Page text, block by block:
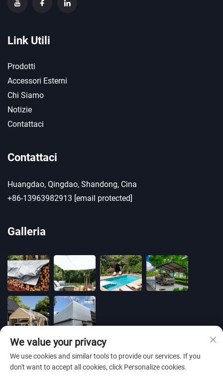
Link Utili
Prodotti
Accessori Esterni
Chi Siamo
Notizie
Contattaci
Contattaci
Huangdao, Qingdao, Shandong, Cina
+86-13963982913 [email protected]
Galleria
We value your privacy
We use cookies and similar tools to provide our services. If you
don't want to accept all cookies, click Personalize cookies.